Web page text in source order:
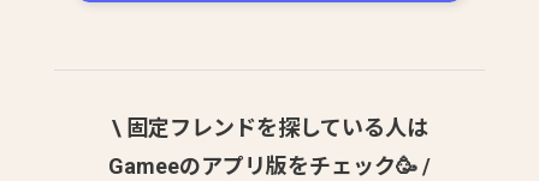
\ 固定フレンドを探している人は
Gameeのアプリ版をチェック🥳 /